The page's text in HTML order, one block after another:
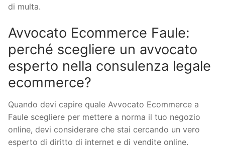
di multa.
Avvocato Ecommerce Faule:
perché scegliere un avvocato
esperto nella consulenza legale
ecommerce?
Quando devi capire quale Avvocato Ecommerce a
Faule scegliere per mettere a norma il tuo negozio
online, devi considerare che stai cercando un vero
esperto di diritto di internet e di vendite online.